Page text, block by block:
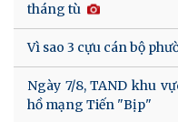
tháng tù
Vì sao 3 cựu cán bộ
Ngày 7/8, TAND khu
hồ mạng Tiến "Bịp"